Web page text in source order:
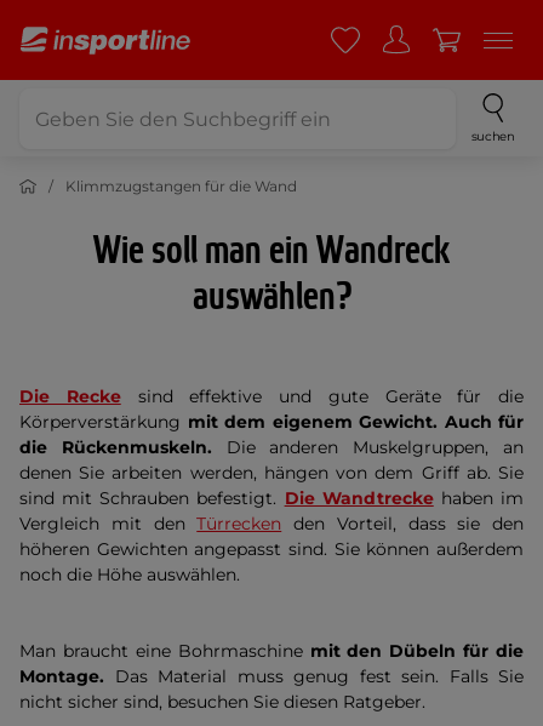
suchen
Klimmzugstangen für die Wand
Wie soll man ein Wandreck
auswählen?
Die Reckesind effektive und gute Geräte für die
Körperverstärkung mit dem eigenem Gewicht. Auch für
die Rückenmuskeln. Die anderen Muskelgruppen, an
denen Sie arbeiten werden, hängen von dem Griff ab. Sie
sind mit Schrauben befestigt. Die Wandtreckehaben im
Vergleich mit denTürrecken den Vorteil, dass sie den
höheren Gewichten angepasst sind. Sie können außerdem
noch die Höhe auswählen.
Man braucht eine Bohrmaschinemit den Dübeln für die
Montage. Das Material muss genug fest sein. Falls Sie
nicht sicher sind, besuchen Sie diesen Ratgeber.